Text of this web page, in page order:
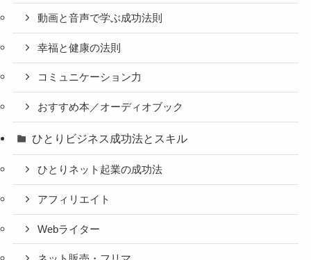
動画と音声で学ぶ成功法則
幸福と健康の法則
コミュニケーション力
おすすめ本／オーディオブック
ひとりビジネス成功法とスキル
ひとりネット起業の成功法
アフィリエイト
Webライター